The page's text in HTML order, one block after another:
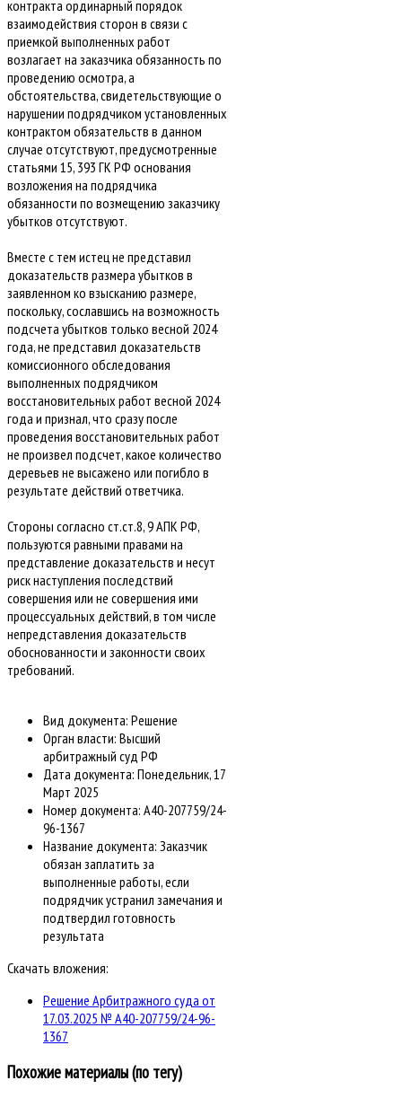
контракта ординарный порядок
взаимодействия сторон в связи с
приемкой выполненных работ
возлагает на заказчика обязанность по
проведению осмотра, а
обстоятельства, свидетельствующие о
нарушении подрядчиком установленных
контрактом обязательств в данном
случае отсутствуют, предусмотренные
статьями 15, 393 ГК РФ основания
возложения на подрядчика
обязанности по возмещению заказчику
убытков отсутствуют.
Вместе с тем истец не представил
доказательств размера убытков в
заявленном ко взысканию размере,
поскольку, сославшись на возможность
подсчета убытков только весной 2024
года, не представил доказательств
комиссионного обследования
выполненных подрядчиком
восстановительных работ весной 2024
года и признал, что сразу после
проведения восстановительных работ
не произвел подсчет, какое количество
деревьев не высажено или погибло в
результате действий ответчика.
Стороны согласно ст.ст.8, 9 АПК РФ,
пользуются равными правами на
представление доказательств и несут
риск наступления последствий
совершения или не совершения ими
процессуальных действий, в том числе
непредставления доказательств
обоснованности и законности своих
требований.
Вид документа: Решение
Орган власти: Высший
арбитражный суд РФ
Дата документа: Понедельник, 17
Март 2025
Номер документа: А40-207759/24-
96-1367
Название документа: Заказчик
обязан заплатить за
выполненные работы, если
подрядчик устранил замечания и
подтвердил готовность
результата
Скачать вложения:
Решение Арбитражного суда от
17.03.2025 № А40-207759/24-96-
1367
Похожие материалы (по тегу)